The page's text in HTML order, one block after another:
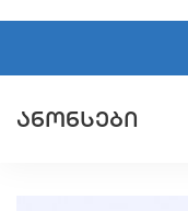
ᲐᲜᲝᲜᲡᲔᲑᲘ